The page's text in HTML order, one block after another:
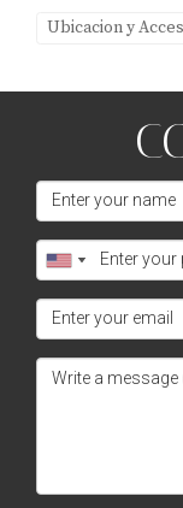
Ubicacion y